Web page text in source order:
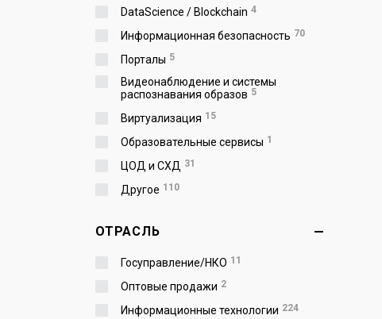
DataScience / Blockchain 4
Информационная безопасность 70
Порталы 5
Видеонаблюдение и системы
распознавания образов 5
Виртуализация 15
Образовательные сервисы 1
ЦОД и СХД 31
Другое 110
ОТРАСЛЬ
Госуправление/НКО 11
Оптовые продажи 2
Информационные технологии 224